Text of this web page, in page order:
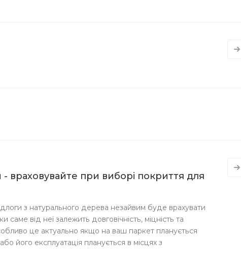
враховувайте при виборі покриття для
з натурального дерева незайвим буде врахувати
саме від неї залежить довговічність, міцність та
це актуально якщо на ваш паркет планується
його експлуатація планується в місцях з